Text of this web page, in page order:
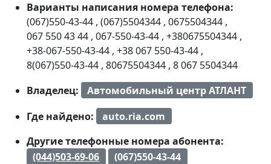
Варианты написания номера телефона:
(067)550-43-44 , (067)5504344 , 0675504344 ,
067 550 43 44 , 067-550-43-44 , +380675504344 ,
+38-067-550-43-44 , +38 067 550-43-44 ,
8(067)550-43-44 , 80675504344 , 8 067 5504344
Владелец:
Автомобильный центр АТЛАНТ
Где найдено:
auto.ria.com
Другие телефонные номера абонента:
(044)503-69-06
(067)550-43-44